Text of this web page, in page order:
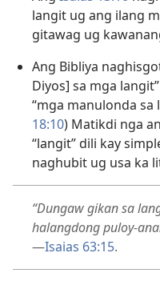
langit ug ang ilang
gitawag ug
Ang Bibliya
Diyos] sa mga
“mga manulonda sa
18:10) Matikdi nga
“langit” dili kay
naghubit ug usa ka
“Dungaw gikan sa
halangdong puloy-
—Isaias 63:15.